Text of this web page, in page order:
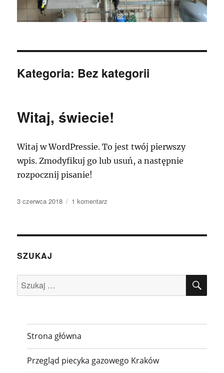
Kategoria: Bez kategorii
Witaj, świecie!
Witaj w WordPressie. To jest twój pierwszy
wpis. Zmodyfikuj go lub usuń, a następnie
rozpocznij pisanie!
Data
3 czerwca 2018 1 komentarz
SZUKAJ
Szukaj:
Strona główna
Przegląd piecyka gazowego Kraków